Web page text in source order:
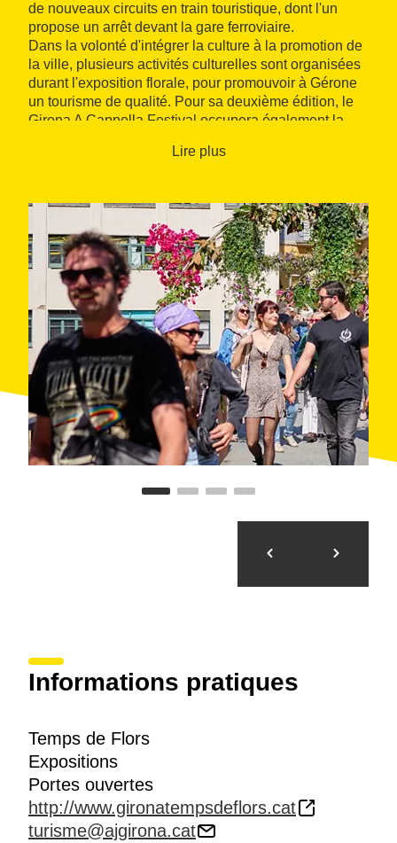
de nouveaux circuits en train touristique, dont l'un
propose un arrêt devant la gare ferroviaire.
Dans la volonté d'intégrer la culture à la promotion de
la ville, plusieurs activités culturelles sont organisées
durant l'exposition florale, pour promouvoir à Gérone
un tourisme de qualité. Pour sa deuxième édition, le
Girona A Cappella Festival occupera également la
de l'Opéra aura pour cadre la Plaça del Vi, et la
Le premier concours SmartFilms Girona, une nouvelle
édition du concours de photographie numérique et un
concours Instagram seront également proposés aux
visiteurs.
Les hôteliers et commerçants de la ville se sont à
nouveau fortement impliqués dans l'événement
Girona, Temps de Flors. Le nombre de restaurants
offrant des menus à base de fleurs a augmenté cette
année de plus de 40 %, et 150 commerces participent
au IXe concours de vitrine et de décoration intérieure.
Cette année, les établissements nocturnes adhèrent à
l'action « Fleurs de nuit » et proposeront une offre
gastronomique qui permettra de prolonger les visites
au-delà de l'heure du déjeuner et du dîner.
Pour plus de renseignements, consulter l'Office de
Lire plus
Informations pratiques
Temps de Flors
Expositions
Portes ouvertes
http://www.gironatempsdeflors.cat
turisme@ajgirona.cat